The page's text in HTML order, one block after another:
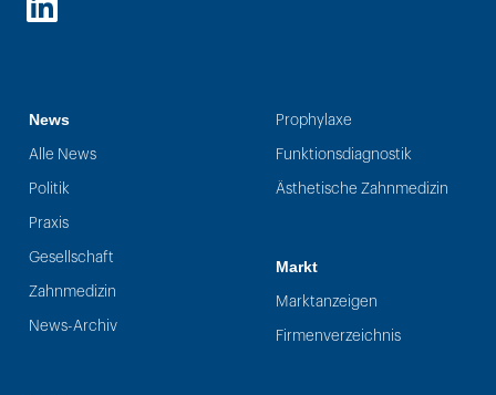
LinkedIn
News
Alle News
Politik
Praxis
Gesellschaft
Zahnmedizin
News-Archiv
Prophylaxe
Funktionsdiagnostik
Ästhetische Zahnmedizin
Markt
Marktanzeigen
Firmenverzeichnis